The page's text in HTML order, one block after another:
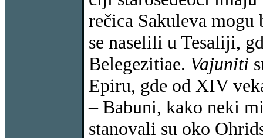
rečica Sakuleva
se naselili u Tesaliji,
Belegezitiae. Vajuniti
Epiru, gde od XIV
– Babuni, kako neki
stanovali su oko